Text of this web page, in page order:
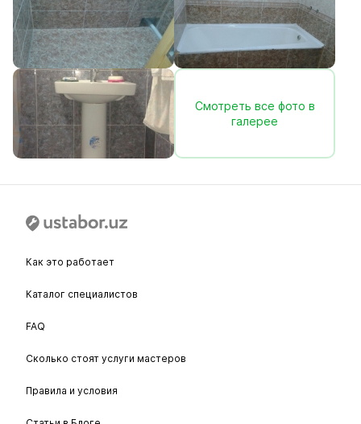
Смотреть все фото в
галерее
Как это работает
Каталог специалистов
FAQ
Сколько стоят услуги мастеров
Правила и условия